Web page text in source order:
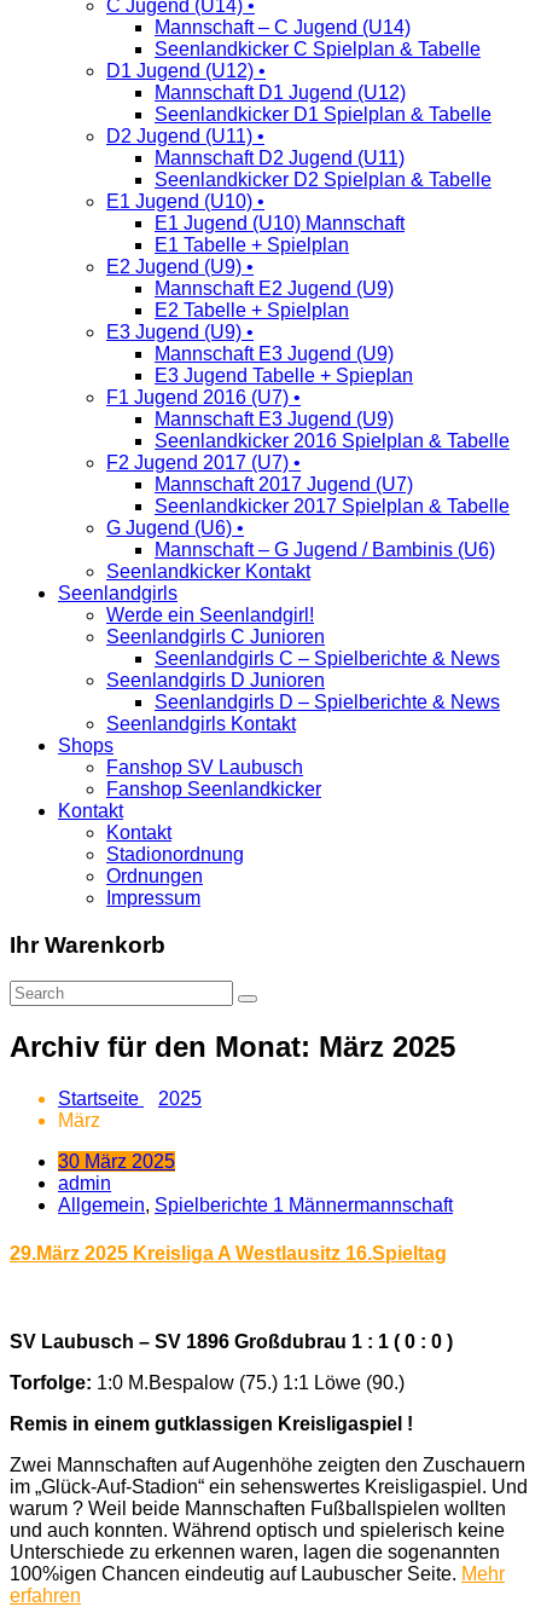
C Jugend (U14) •
Mannschaft – C Jugend (U14)
Seenlandkicker C Spielplan & Tabelle
D1 Jugend (U12) •
Mannschaft D1 Jugend (U12)
Seenlandkicker D1 Spielplan & Tabelle
D2 Jugend (U11) •
Mannschaft D2 Jugend (U11)
Seenlandkicker D2 Spielplan & Tabelle
E1 Jugend (U10) •
E1 Jugend (U10) Mannschaft
E1 Tabelle + Spielplan
E2 Jugend (U9) •
Mannschaft E2 Jugend (U9)
E2 Tabelle + Spielplan
E3 Jugend (U9) •
Mannschaft E3 Jugend (U9)
E3 Jugend Tabelle + Spieplan
F1 Jugend 2016 (U7) •
Mannschaft E3 Jugend (U9)
Seenlandkicker 2016 Spielplan & Tabelle
F2 Jugend 2017 (U7) •
Mannschaft 2017 Jugend (U7)
Seenlandkicker 2017 Spielplan & Tabelle
G Jugend (U6) •
Mannschaft – G Jugend / Bambinis (U6)
Seenlandkicker Kontakt
Seenlandgirls
Werde ein Seenlandgirl!
Seenlandgirls C Junioren
Seenlandgirls C – Spielberichte & News
Seenlandgirls D Junioren
Seenlandgirls D – Spielberichte & News
Seenlandgirls Kontakt
Shops
Fanshop SV Laubusch
Fanshop Seenlandkicker
Kontakt
Kontakt
Stadionordnung
Ordnungen
Impressum
Ihr Warenkorb
Archiv für den Monat: März 2025
Startseite
2025
März
30 März 2025
admin
Allgemein, Spielberichte 1 Männermannschaft
29.März 2025 Kreisliga A Westlausitz 16.Spieltag
SV Laubusch – SV 1896 Großdubrau 1 : 1 ( 0 : 0 )
Torfolge: 1:0 M.Bespalow (75.) 1:1 Löwe (90.)
Remis in einem gutklassigen Kreisligaspiel !
Zwei Mannschaften auf Augenhöhe zeigten den Zuschauern
im „Glück-Auf-Stadion“ ein sehenswertes Kreisligaspiel. Und
warum ? Weil beide Mannschaften Fußballspielen wollten
und auch konnten. Während optisch und spielerisch keine
Unterschiede zu erkennen waren, lagen die sogenannten
100%igen Chancen eindeutig auf Laubuscher Seite. Mehr
erfahren